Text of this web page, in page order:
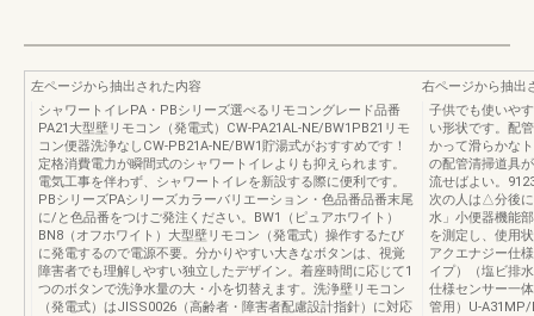
左ページから抽出された内容
シャワートイレPA・PBシリーズ選べるリモコングレード品番
PA21大型壁リモコン（発電式）CW-PA21AL-NE/BW1PB21リモ
コン便器洗浄なしCW-PB21A-NE/BW1貯湯式がおすすめです！
定格消費電力が瞬間式のシャワートイレよりも抑えられます。
電気工事を伴わず、シャワートイレを新設する際に便利です。
PBシリーズPAシリーズカラーバリエーション・色品番品番末尾
に/と色品番をつけご発注ください。BW1（ピュアホワイト）
BN8（オフホワイト）大型壁リモコン（発電式）操作するたび
に発電するので電源不要。分かりやすい大きなボタンは、視覚
障害者でも理解しやすい独立したデザイン。着座時間に応じて1
つのボタンで洗浄水量の大・小を切替えます。洗浄壁リモコン
（発電式）はJISS0026（高齢者・障害者配慮設計指針）に対応
右ページから抽出
子供でも使いや
い形状です。配
かって滑らかな
の配管清掃道具
流せばよい。
次の人は△分後
水」小便器機能
を測定し、使用
アクエナジー仕
イプ）（塩ビ排
仕様センサー一
管用）U-A31MP/